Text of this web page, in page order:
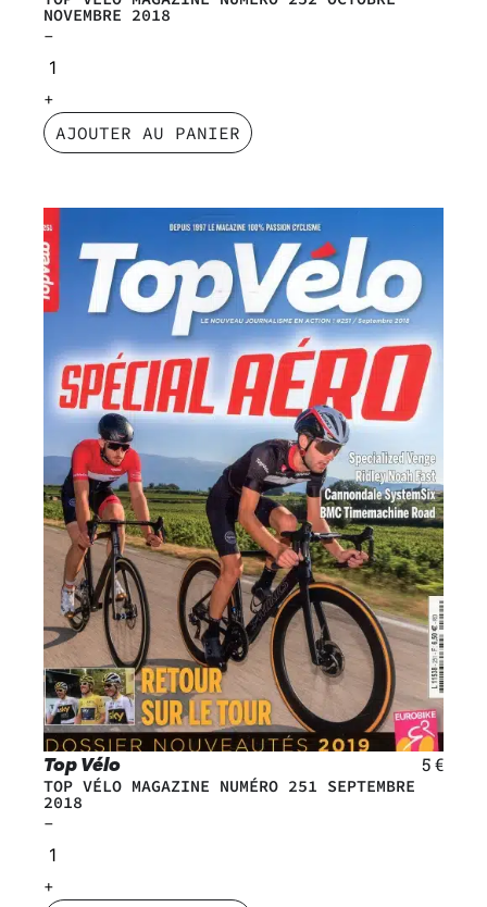
NOVEMBRE 2018
AJOUTER AU PANIER
Top Vélo 5€
TOP VÉLO MAGAZINE NUMÉRO 251 SEPTEMBRE
2018